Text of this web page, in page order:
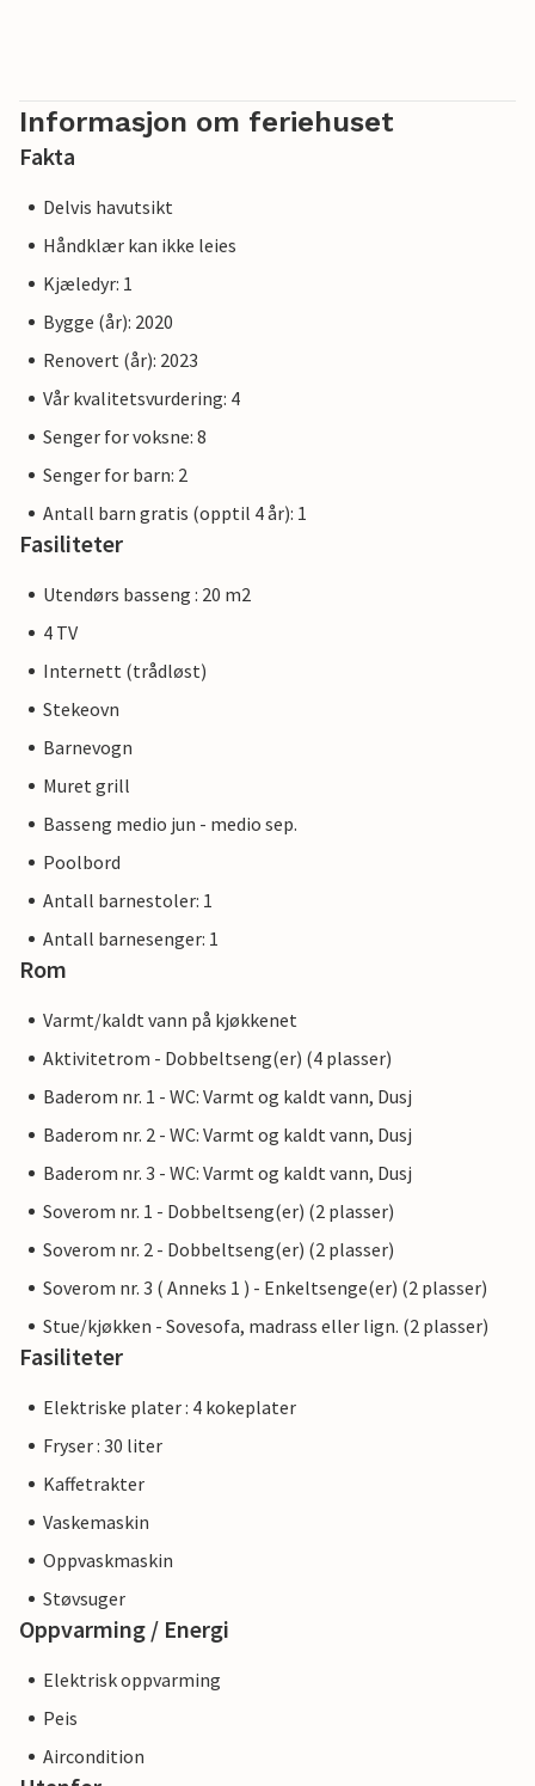
Informasjon om feriehuset
Fakta
Delvis havutsikt
Håndklær kan ikke leies
Kjæledyr: 1
Bygge (år): 2020
Renovert (år): 2023
Vår kvalitetsvurdering: 4
Senger for voksne: 8
Senger for barn: 2
Antall barn gratis (opptil 4 år): 1
Fasiliteter
Utendørs basseng : 20 m2
4 TV
Internett (trådløst)
Stekeovn
Barnevogn
Muret grill
Basseng medio jun - medio sep.
Poolbord
Antall barnestoler: 1
Antall barnesenger: 1
Rom
Varmt/kaldt vann på kjøkkenet
Aktivitetrom - Dobbeltseng(er) (4 plasser)
Baderom nr. 1 - WC: Varmt og kaldt vann, Dusj
Baderom nr. 2 - WC: Varmt og kaldt vann, Dusj
Baderom nr. 3 - WC: Varmt og kaldt vann, Dusj
Soverom nr. 1 - Dobbeltseng(er) (2 plasser)
Soverom nr. 2 - Dobbeltseng(er) (2 plasser)
Soverom nr. 3 ( Anneks 1 ) - Enkeltsenge(er) (2 plasser)
Stue/kjøkken - Sovesofa, madrass eller lign. (2 plasser)
Fasiliteter
Elektriske plater : 4 kokeplater
Fryser : 30 liter
Kaffetrakter
Vaskemaskin
Oppvaskmaskin
Støvsuger
Oppvarming / Energi
Elektrisk oppvarming
Peis
Aircondition